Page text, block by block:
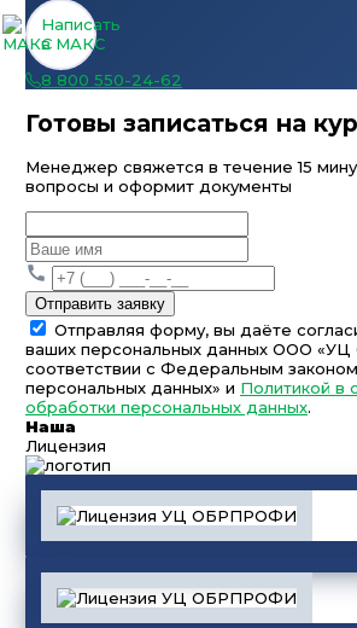
Написать
в МАКС
8 800 550-24-62
Готовы записаться на
Менеджер свяжется в течение 15
вопросы и оформит документы
Отправить заявку
Отправляя форму, вы даёте
ваших персональных данных ООО
соответствии с Федеральным
персональных данных» и Политикой в
обработки персональных данных.
Наша
Лицензия